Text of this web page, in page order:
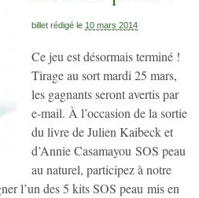
billet rédigé le 10 mars 2014
Ce jeu est désormais terminé !
Tirage au sort mardi 25 mars,
les gagnants seront avertis par
e-mail. À l’occasion de la sortie
du livre de Julien Kaibeck et
d’Annie Casamayou SOS peau
au naturel, participez à notre
l’un des 5 kits SOS peau mis en